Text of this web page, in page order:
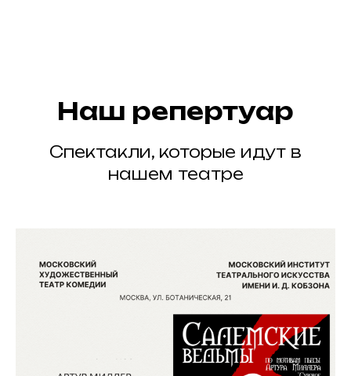
Наш репертуар
Спектакли, которые идут в
нашем театре